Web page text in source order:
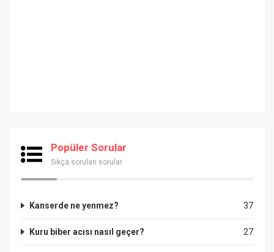
Popüler Sorular
Sıkça sorulan sorular
37
Kanserde ne yenmez?
27
Kuru biber acısı nasıl geçer?